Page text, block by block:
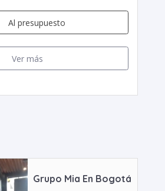
Al presupuesto
Ver más
Grupo Mia En Bogotá